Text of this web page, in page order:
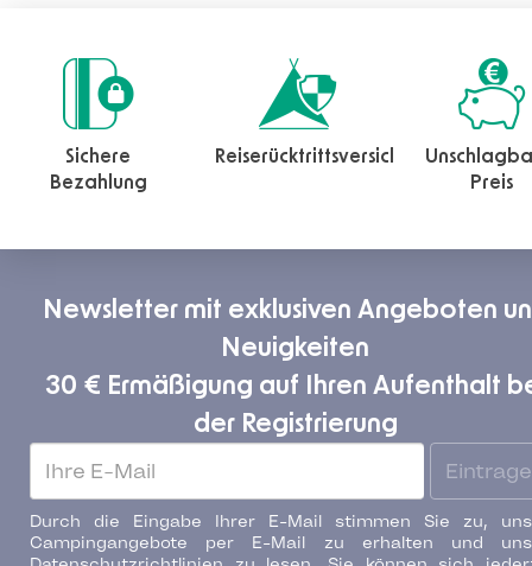
Sichere
Bezahlung
Reiserücktrittsversicherung
Preis
Newsletter mit exklusiven Angeboten
Neuigkeiten
30 € Ermäßigung auf Ihren Aufenthalt
der Registrierung
Durch die Eingabe Ihrer E-Mail stimmen Sie zu,
Campingangebote per E-Mail zu erhalten und